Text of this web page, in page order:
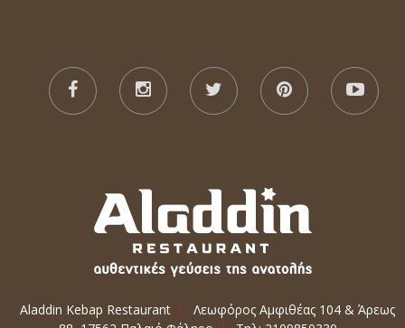
Aladdin Kebap Restaurant
Λεωφόρος Αμφιθέας 104 & Άρεως